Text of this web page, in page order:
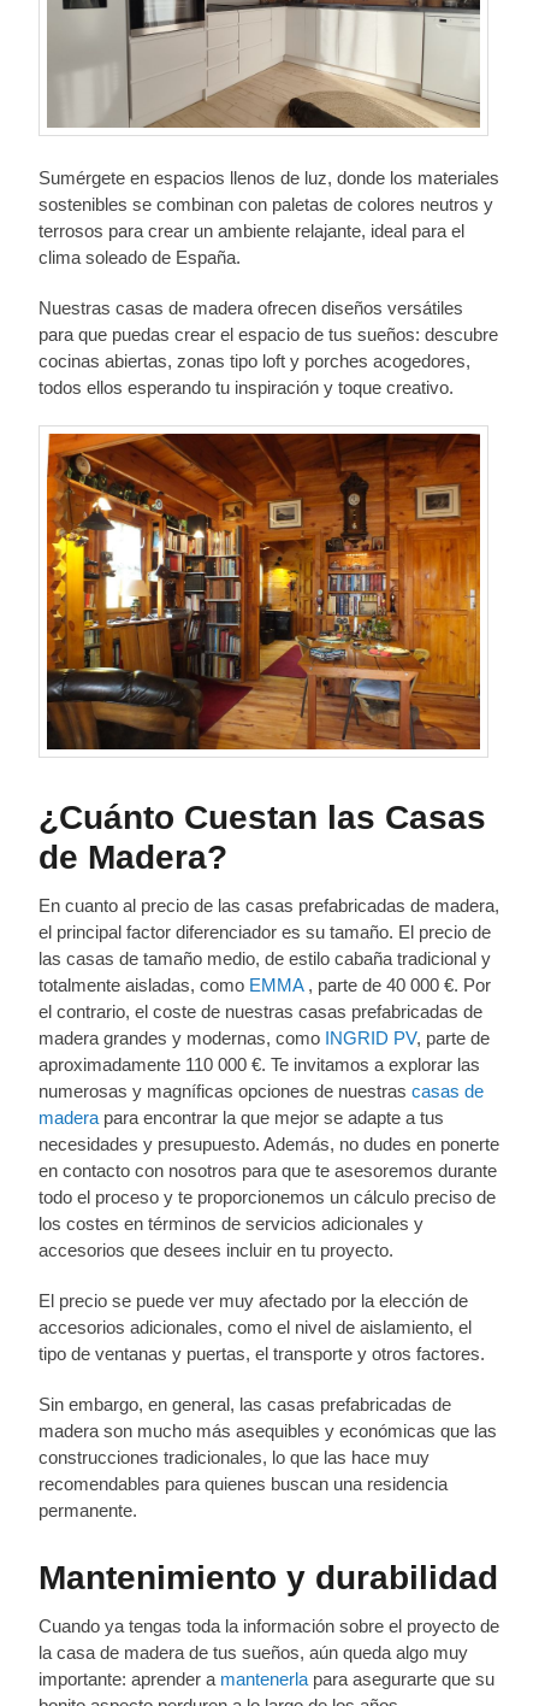
Sumérgete en espacios llenos de luz, donde los materiales
sostenibles se combinan con paletas de colores neutros y
terrosos para crear un ambiente relajante, ideal para el
clima soleado de España.
Nuestras casas de madera ofrecen diseños versátiles
para que puedas crear el espacio de tus sueños: descubre
cocinas abiertas, zonas tipo loft y porches acogedores,
todos ellos esperando tu inspiración y toque creativo.
¿Cuánto Cuestan las Casas
de Madera?
En cuanto al precio de las casas prefabricadas de madera,
el principal factor diferenciador es su tamaño. El precio de
las casas de tamaño medio, de estilo cabaña tradicional y
totalmente aisladas, como EMMA , parte de 40 000 €. Por
el contrario, el coste de nuestras casas prefabricadas de
madera grandes y modernas, como INGRID PV, parte de
aproximadamente 110 000 €. Te invitamos a explorar las
numerosas y magníficas opciones de nuestras casas de
madera para encontrar la que mejor se adapte a tus
necesidades y presupuesto. Además, no dudes en ponerte
en contacto con nosotros para que te asesoremos durante
todo el proceso y te proporcionemos un cálculo preciso de
los costes en términos de servicios adicionales y
accesorios que desees incluir en tu proyecto.
El precio se puede ver muy afectado por la elección de
accesorios adicionales, como el nivel de aislamiento, el
tipo de ventanas y puertas, el transporte y otros factores.
Sin embargo, en general, las casas prefabricadas de
madera son mucho más asequibles y económicas que las
construcciones tradicionales, lo que las hace muy
recomendables para quienes buscan una residencia
permanente.
Mantenimiento y durabilidad
Cuando ya tengas toda la información sobre el proyecto de
la casa de madera de tus sueños, aún queda algo muy
importante: aprender a mantenerla para asegurarte que su